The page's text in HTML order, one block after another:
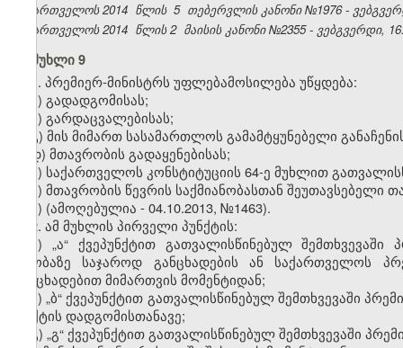
საქართველოს 2014 წლის 5 თებერვლის კანონი №1976 -
საქართველოს 2014 წლის 2 მაისის კანონი №2355 - ვებგვერდი,
მუხლი 9
1. პრემიერ-მინისტრს უფლებამოსილება უწყდება:
ა) გადადგომისას;
ბ) გარდაცვალებისას;
გ) მის მიმართ სასამართლოს გამამტყუნებელი
დ) მთავრობის გადაყენებისას;
ე) საქართველოს კონსტიტუციის 64-ე მუხლით
ვ) მთავრობის წევრის საქმიანობასთან შეუთავსებელი
ზ) (ამოღებულია - 04.10.2013, №1463).
2. ამ მუხლის პირველი პუნქტის:
ა) „ა“ ქვეპუნქტით გათვალისწინებულ
თაობაზე საჯაროდ განცხადების ან საქართველოს
განცხადებით მიმართვის მომენტიდან;
ბ) „ბ“ ქვეპუნქტით გათვალისწინებულ შემთხვევაში
ფაქტის დადგომისთანავე;
გ) „გ“ ქვეპუნქტით გათვალისწინებულ შემთხვევაში